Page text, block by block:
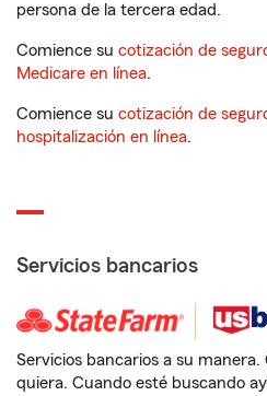
persona de la tercera edad.
Comience su cotización de
Medicare en línea.
Comience su cotización de
hospitalización en línea.
Servicios bancarios
Servicios bancarios a su
quiera. Cuando esté buscando